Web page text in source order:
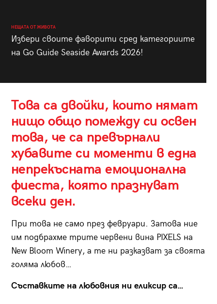
НЕЩАТА ОТ ЖИВОТА
Избери своите фаворити сред категориите
на Go Guide Seaside Awards 2026!
Това са двойки, които нямат
нищо общо помежду си освен
това, че са превърнали
хубавите си моменти в една
непрекъсната емоционална
фиеста, която празнуват
всеки ден.
При това не само през февруари. Затова ние
им подбрахме трите червени вина PIXELS на
New Bloom Winery, а те ни разказват за своята
голяма любов…
Съставките на любовния ни еликсир са…